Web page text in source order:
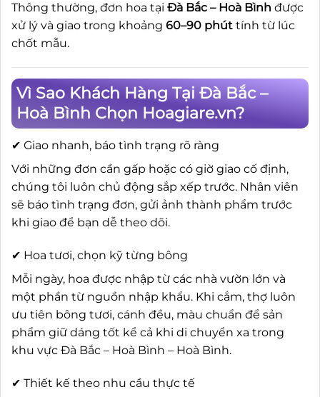
Thông thường, đơn hoa tại Đà Bắc – Hoà Bình được
xử lý và giao trong khoảng 60–90 phút tính từ lúc
chốt mẫu.
Vì Sao Khách Hàng Tại Đà Bắc –
Hoà Bình Chọn Hoagiare.vn?
✔ Giao nhanh, báo tình trạng rõ ràng
Với những đơn cần gấp hoặc có giờ giao cố định,
chúng tôi luôn chủ động sắp xếp trước. Nhân viên
sẽ báo tình trạng đơn, gửi ảnh thành phẩm trước
khi giao để bạn dễ theo dõi.
✔ Hoa tươi, chọn kỹ từng bông
Mỗi ngày, hoa được nhập từ các nhà vườn lớn và
một phần từ nguồn nhập khẩu. Khi cắm, thợ luôn
ưu tiên bông tươi, cánh đều, màu chuẩn để sản
phẩm giữ dáng tốt kể cả khi di chuyển xa trong
khu vực Đà Bắc – Hoà Bình – Hoà Bình.
✔ Thiết kế theo nhu cầu thực tế